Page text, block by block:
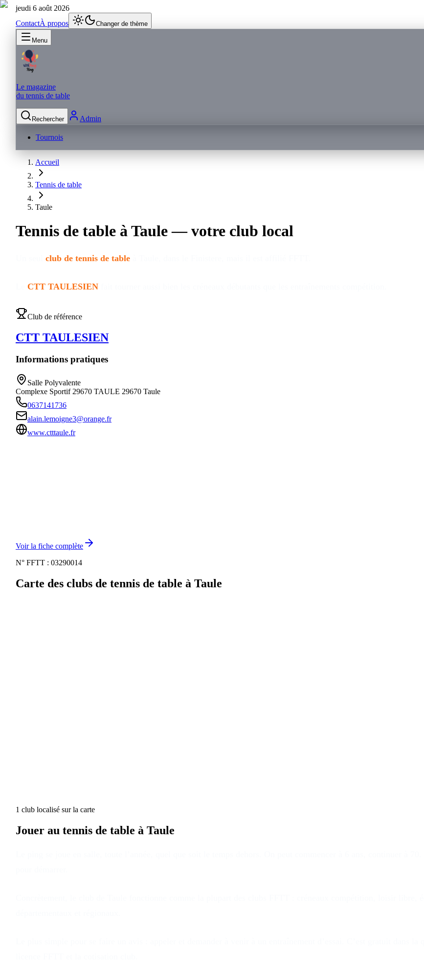
jeudi 6 août 2026
ContactÀ propos Changer de thème
Menu
Le magazine
du tennis de table
Rechercher Admin
Tournois
Accueil
Tennis de table
Taule
Tennis de table àTaule—votre club local
club de tennis de table
CTT TAULESIEN
Club de référence
CTT TAULESIEN
Informations pratiques
Salle Polyvalente
Complexe Sportif 29670 TAULE 29670 Taule
0637141736
alain.lemoigne3@orange.fr
www.ctttaule.fr
Voir la fiche complète
N° FFTT : 03290014
Carte des clubs de tennis de table à Taule
1 club localisé sur la carte
Jouer au tennis de table à Taule